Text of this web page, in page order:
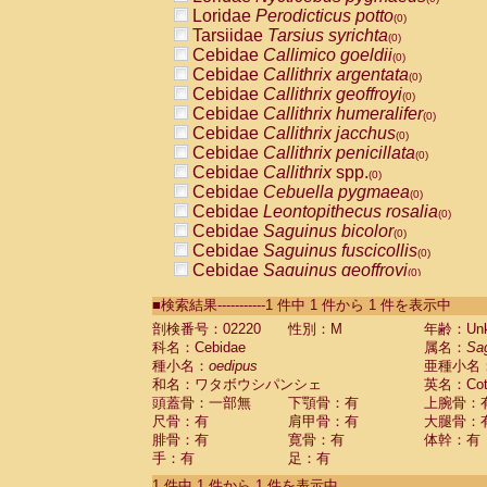
Loridae Perodicticus potto(0)
Tarsiidae Tarsius syrichta(0)
Cebidae Callimico goeldii(0)
Cebidae Callithrix argentata(0)
Cebidae Callithrix geoffroyi(0)
Cebidae Callithrix humeralifer(0)
Cebidae Callithrix jacchus(0)
Cebidae Callithrix penicillata(0)
Cebidae Callithrixspp.(0)
Cebidae Cebuella pygmaea(0)
Cebidae Leontopithecus rosalia(0)
Cebidae Saguinus bicolor(0)
Cebidae Saguinus fuscicollis(0)
Cebidae Saguinus geoffroyi(0)
CebidaeSaguinus labiatus(0)
Cebidae Saguinus leucopus (0)
Cebidae
Cebidae
CebidaeSaguinus nigricollis (0)
Cebidae Saguinus oedipus
Cebidae Saguinus weddelli
Cebidae Saguinusspp.
Cebidae Aotus trivirgatus
■検索結果-----------1 件中 1 件から 1 件を表示中
剖検番号：02220
性別：M
年齢：
科名：Cebidae
属名：
種小名： oedipus
亜種小名
和名：ワタボウシパンシェ
英名：
頭蓋骨：一部無
下顎骨：有
上腕骨：
尺骨：有
肩甲骨：有
大腿骨：
腓骨：有
寛骨：有
体幹：有
手：有
足：有